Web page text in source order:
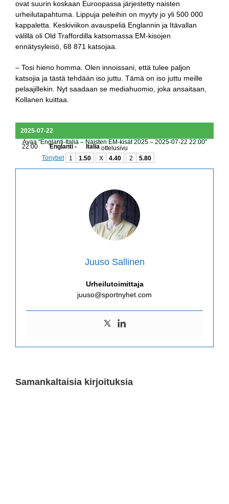
ovat suurin koskaan Euroopassa järjestetty naisten
urheilutapahtuma. Lippuja peleihin on myyty jo yli 500 000
kappaletta. Keskiviikon avauspeliä Englannin ja Itävallan
välillä oli Old Traffordilla katsomassa EM-kisojen
ennätysyleisö, 68 871 katsojaa.
– Tosi hieno homma. Olen innoissani, että tulee paljon
katsojia ja tästä tehdään iso juttu. Tämä on iso juttu meille
pelaajillekin. Nyt saadaan se mediahuomio, joka ansaitaan,
Kollanen kuittaa.
2025-07-22
22:00 Englanti -
Italia
Tonybet
1 1.50 X 4.40 2 5.80
Avaa "Englanti-Italia – Naisten EM-kisat 2025 – 2025-07-22 22:00"
ottelusivu
Juuso Sallinen
Urheilutoimittaja
juuso@sportnyhet.com
Samankaltaisia kirjoituksia